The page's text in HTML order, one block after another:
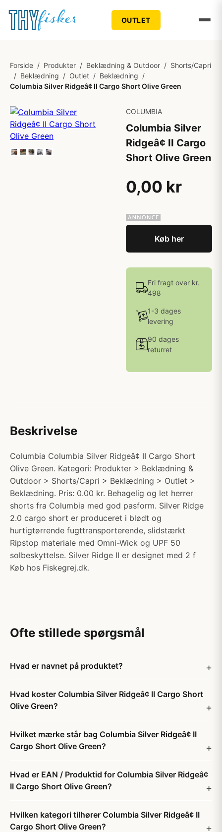
OUTLET
Forside / Produkter / Beklædning & Outdoor / Shorts/Capri
/ Beklædning / Outlet / Beklædning /
Columbia Silver Ridgeâ¢ II Cargo Short Olive Green
COLUMBIA
Columbia Silver
Ridgeâ¢ II Cargo
Short Olive Green
0,00 kr
Køb her
Fri fragt over kr.
498
1-3 dages
levering
90 dages
returret
Beskrivelse
Columbia Columbia Silver Ridgeâ¢ II Cargo Short
Olive Green. Kategori: Produkter > Beklædning &
Outdoor > Shorts/Capri > Beklædning > Outlet >
Beklædning. Pris: 0.00 kr. Behagelig og let herrer
shorts fra Columbia med god pasform. Silver Ridge
2.0 cargo short er produceret i blødt og
hurtigtørrende fugttransporterende, slidstærkt
Ripstop materiale med Omni-Wick og UPF 50
solbeskyttelse. Silver Ridge II er designet med 2 f
Køb hos Fiskegrej.dk.
Ofte stillede spørgsmål
Hvad er navnet på produktet?
Hvad koster Columbia Silver Ridgeâ¢ II Cargo Short
Olive Green?
Hvilket mærke står bag Columbia Silver Ridgeâ¢ II
Cargo Short Olive Green?
Hvad er EAN / Produktid for Columbia Silver Ridgeâ¢
II Cargo Short Olive Green?
Hvilken kategori tilhører Columbia Silver Ridgeâ¢ II
Cargo Short Olive Green?